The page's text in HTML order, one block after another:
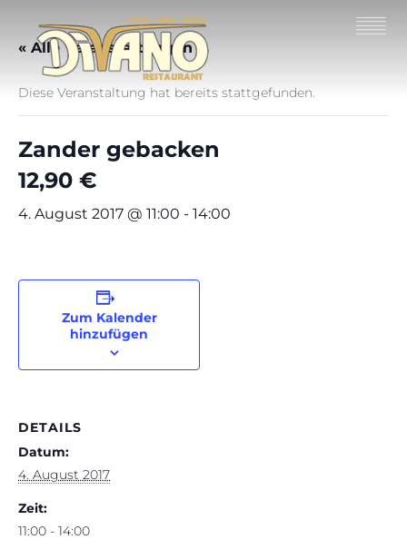
« Alle Veranstaltungen
Diese Veranstaltung hat bereits stattgefunden.
Zander gebacken
12,90 €
4. August 2017 @ 11:00 - 14:00
Zum Kalender
hinzufügen
DETAILS
Datum:
4. August 2017
Zeit:
11:00 - 14:00